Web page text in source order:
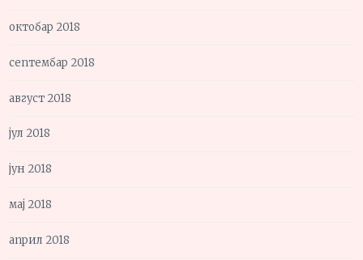
октобар 2018
септембар 2018
август 2018
јул 2018
јун 2018
мај 2018
април 2018